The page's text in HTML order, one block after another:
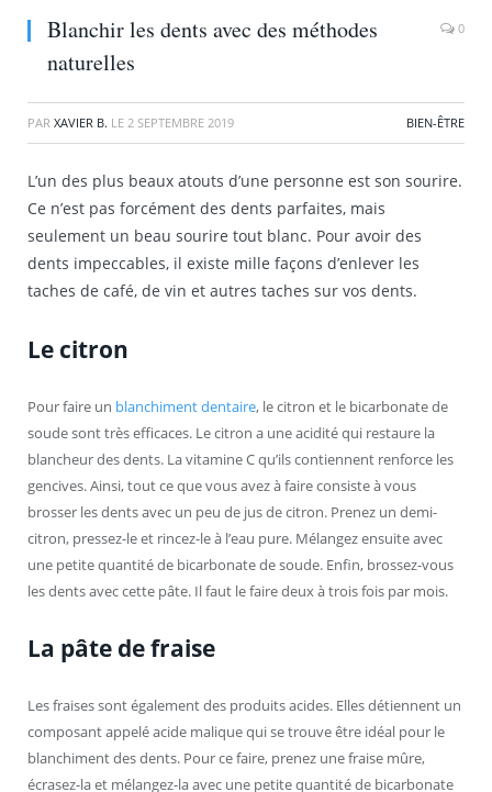
Blanchir les dents avec des méthodes
naturelles
0
PAR XAVIER B. LE 2 SEPTEMBRE 2019 BIEN-ÊTRE
L’un des plus beaux atouts d’une personne est son sourire.
Ce n’est pas forcément des dents parfaites, mais
seulement un beau sourire tout blanc. Pour avoir des
dents impeccables, il existe mille façons d’enlever les
taches de café, de vin et autres taches sur vos dents.
Le citron
Pour faire un blanchiment dentaire, le citron et le bicarbonate de
soude sont très efficaces. Le citron a une acidité qui restaure la
blancheur des dents. La vitamine C qu’ils contiennent renforce les
gencives. Ainsi, tout ce que vous avez à faire consiste à vous
brosser les dents avec un peu de jus de citron. Prenez un demi-
citron, pressez-le et rincez-le à l’eau pure. Mélangez ensuite avec
une petite quantité de bicarbonate de soude. Enfin, brossez-vous
les dents avec cette pâte. Il faut le faire deux à trois fois par mois.
La pâte de fraise
Les fraises sont également des produits acides. Elles détiennent un
composant appelé acide malique qui se trouve être idéal pour le
blanchiment des dents. Pour ce faire, prenez une fraise mûre,
écrasez-la et mélangez-la avec une petite quantité de bicarbonate